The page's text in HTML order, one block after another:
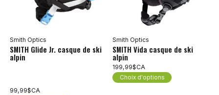
Smith Optics
SMITH Glide Jr. casque de ski
alpin
99,99$CA
Smith Optics
SMITH Vida casque de ski
alpin
199,99$CA
Choix d'options